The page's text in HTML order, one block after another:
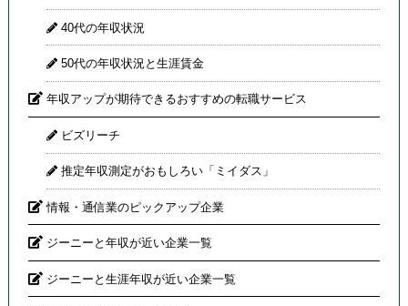
40代の年収状況
50代の年収状況と生涯賃金
年収アップが期待できるおすすめの転職サービス
ビズリーチ
推定年収測定がおもしろい「ミイダス」
情報・通信業のピックアップ企業
ジーニーと年収が近い企業一覧
ジーニーと生涯年収が近い企業一覧